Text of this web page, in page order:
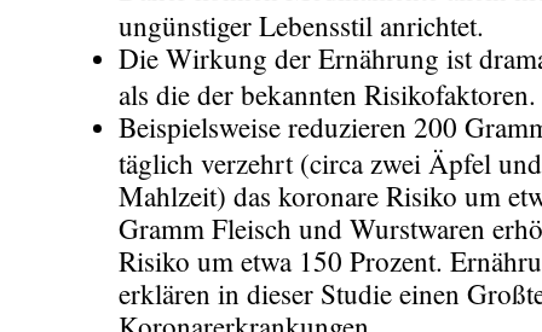
ungünstiger Lebensstil anrichtet.
Die Wirkung der Ernährung ist
als die der bekannten Risikofaktoren.
Beispielsweise reduzieren 200
täglich verzehrt (circa zwei Äpfel
Mahlzeit) das koronare Risiko um
Gramm Fleisch und Wurstwaren
Risiko um etwa 150 Prozent.
erklären in dieser Studie einen
Koronarerkrankungen.